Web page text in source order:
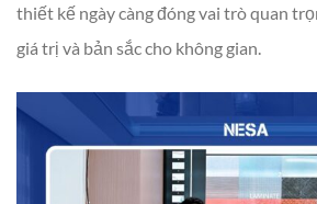
thiết kế ngày càng đóng vai trò quan
giá trị và bản sắc cho không gian.